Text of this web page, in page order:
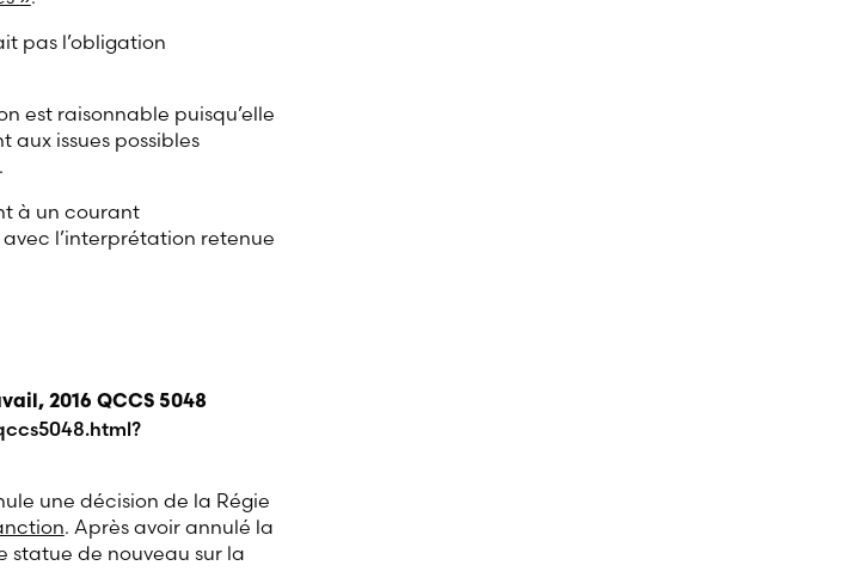
pas l’obligation
est raisonnable puisqu’elle
issues possibles
à un courant
l’interprétation retenue
2016 QCCS 5048
une décision de la Régie
. Après avoir annulé la
statue de nouveau sur la